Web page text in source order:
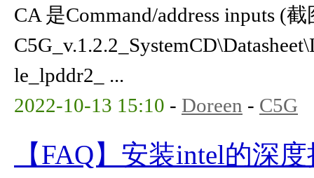
CA 是Command/address inputs (
le_lpddr2_ ...
2022-10-13 15:10 - Doreen - C5G
【FAQ】安装intel的深